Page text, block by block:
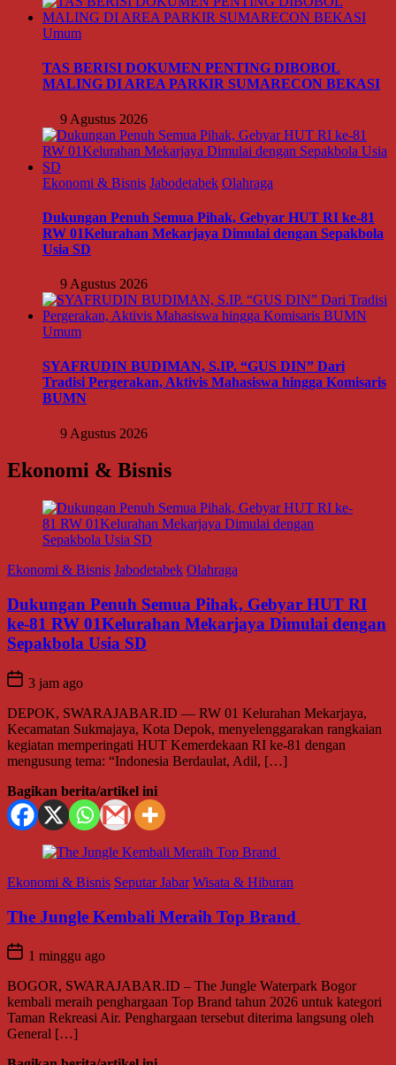
Umum
TAS BERISI DOKUMEN PENTING DIBOBOL
MALING DI AREA PARKIR SUMARECON BEKASI
9 Agustus 2026
Ekonomi & Bisnis Jabodetabek Olahraga
Dukungan Penuh Semua Pihak, Gebyar HUT RI ke-81
RW 01Kelurahan Mekarjaya Dimulai dengan Sepakbola
Usia SD
9 Agustus 2026
Umum
SYAFRUDIN BUDIMAN, S.IP. “GUS DIN” Dari
Tradisi Pergerakan, Aktivis Mahasiswa hingga Komisaris
BUMN
9 Agustus 2026
Ekonomi & Bisnis
Ekonomi & Bisnis Jabodetabek Olahraga
Dukungan Penuh Semua Pihak, Gebyar HUT RI
ke-81 RW 01Kelurahan Mekarjaya Dimulai dengan
Sepakbola Usia SD
3 jam ago
DEPOK, SWARAJABAR.ID — RW 01 Kelurahan Mekarjaya,
Kecamatan Sukmajaya, Kota Depok, menyelenggarakan rangkaian
kegiatan memperingati HUT Kemerdekaan RI ke-81 dengan
mengusung tema: “Indonesia Berdaulat, Adil, […]
Bagikan berita/artikel ini
Ekonomi & Bisnis Seputar Jabar Wisata & Hiburan
The Jungle Kembali Meraih Top Brand
1 minggu ago
BOGOR, SWARAJABAR.ID – The Jungle Waterpark Bogor
kembali meraih penghargaan Top Brand tahun 2026 untuk kategori
Taman Rekreasi Air. Penghargaan tersebut diterima langsung oleh
General […]